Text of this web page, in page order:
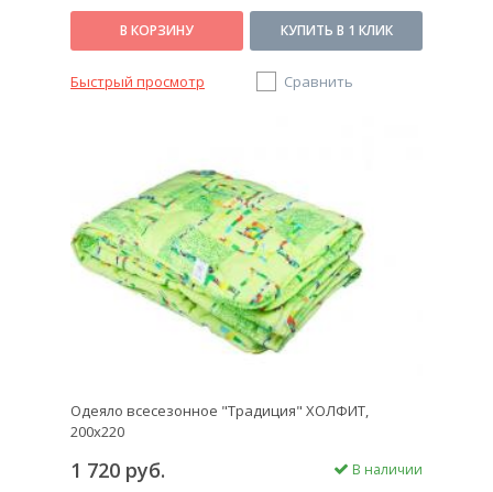
В КОРЗИНУ КУПИТЬ В 1 КЛИК
Быстрый просмотр Сравнить
Одеяло всесезонное "Традиция" ХОЛФИТ,
200х220
1 720 руб. В наличии